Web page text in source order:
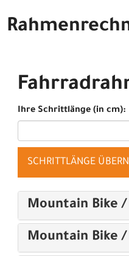
Ihre Schrittlänge (in cm):
SCHRITTLÄNGE
Mountain Bike
Mountain Bike /